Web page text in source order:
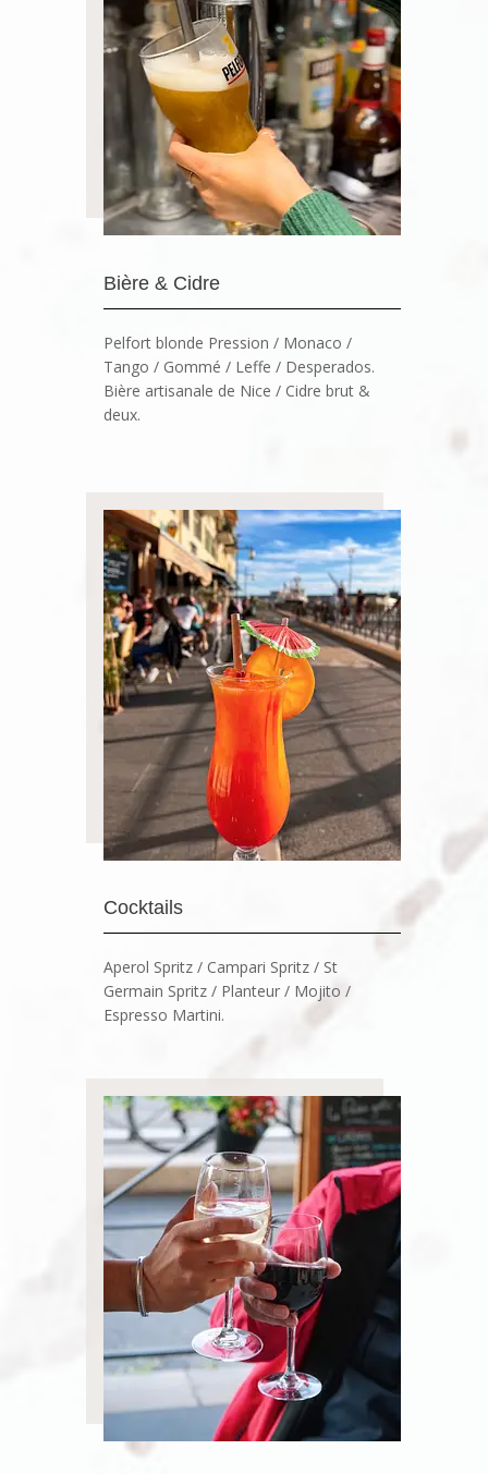
Bière & Cidre
Pelfort blonde Pression / Monaco /
Tango / Gommé / Leffe / Desperados.
Bière artisanale de Nice / Cidre brut &
deux.
Cocktails
Aperol Spritz / Campari Spritz / St
Germain Spritz / Planteur / Mojito /
Espresso Martini.